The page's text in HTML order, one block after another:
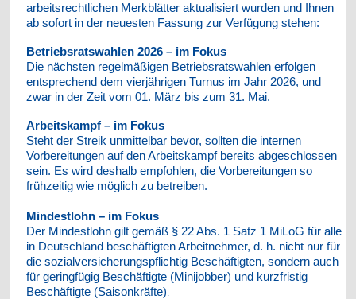
arbeitsrechtlichen Merkblätter aktualisiert wurden und Ihnen
ab sofort in der neuesten Fassung zur Verfügung stehen:
Betriebsratswahlen 2026 – im Fokus
Die nächsten regelmäßigen Betriebsratswahlen erfolgen
entsprechend dem vierjährigen Turnus im Jahr 2026, und
zwar in der Zeit vom 01. März bis zum 31. Mai.
Arbeitskampf – im Fokus
Steht der Streik unmittelbar bevor, sollten die internen
Vorbereitungen auf den Arbeitskampf bereits abgeschlossen
sein. Es wird deshalb empfohlen, die Vorbereitungen so
frühzeitig wie möglich zu betreiben.
Mindestlohn – im Fokus
Der Mindestlohn gilt gemäß § 22 Abs. 1 Satz 1 MiLoG für alle
in Deutschland beschäftigten Arbeitnehmer, d. h. nicht nur für
die sozialversicherungspflichtig Beschäftigten, sondern auch
für geringfügig Beschäftigte (Minijobber) und kurzfristig
Beschäftigte (Saisonkräfte).